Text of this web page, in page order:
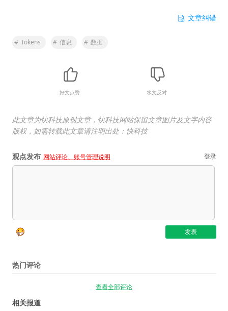
文章纠错
# Tokens # 信息 # 数据
好文点赞 水文反对
此文章为快科技原创文章，快科技网站保留文章图片及文字内容
版权，如需转载此文章请注明出处：快科技
观点发布 网站评论、账号管理说明 登录
热门评论
查看全部评论
相关报道